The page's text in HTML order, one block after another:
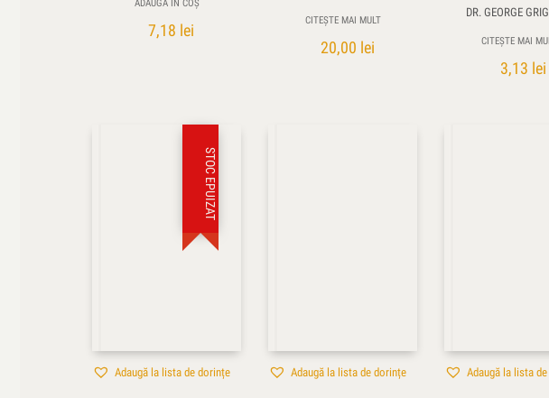
ADAUGĂ ÎN COȘ
7,18 lei
CITEȘTE MAI MULT
20,00 lei
DR. GEORGE
CITEȘTE MAI
3,13 lei
STOC EPUIZAT
Adaugă la lista de dorințe Adaugă la lista de dorințe Adaugă la lista